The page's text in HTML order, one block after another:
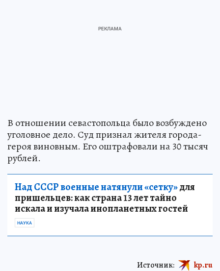
В отношении севастопольца было возбуждено
уголовное дело. Суд признал жителя города-
героя виновным. Его оштрафовали на 30 тысяч
рублей.
Над СССР военные натянули «сетку»для
пришельцев: как страна 13 лет тайно
искала и изучала инопланетных гостей
НАУКА
Источник: kp.ru